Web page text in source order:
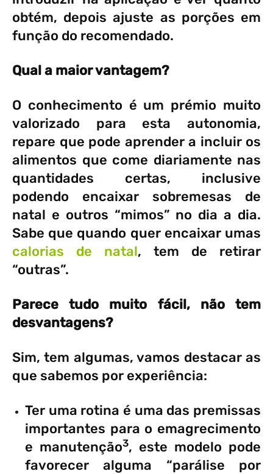
obtém, depois ajuste as porções em
função do recomendado.
Qual a maior vantagem?
O conhecimento é um prémio muito
valorizado para esta autonomia,
repare que pode aprender a incluir os
alimentos que come diariamente nas
quantidades certas, inclusive
podendo encaixar sobremesas de
natal e outros “mimos” no dia a dia.
Sabe que quando quer encaixar umas
calorias de natal, tem de retirar
“outras”.
Parece tudo muito fácil, não tem
desvantagens?
Sim, tem algumas, vamos destacar as
que sabemos por experiência:
Ter uma rotina é uma das premissas
importantes para o emagrecimento
e manutenção3, este modelo pode
favorecer alguma “parálise por